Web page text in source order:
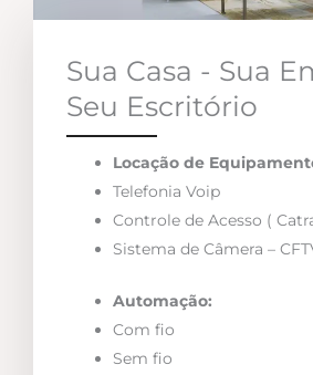
Sua Casa - Sua
Seu Escritório
Locação de
Telefonia Voip
Controle de Acesso (
Sistema de Câmera –
Automação:
Com fio
Sem fio